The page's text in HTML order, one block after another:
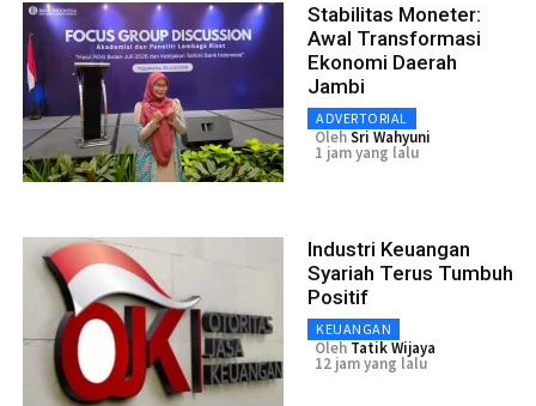
Stabilitas Moneter:
Awal Transformasi
Ekonomi Daerah
Jambi
ADVERTORIAL
OlehSri Wahyuni
1 jam yang lalu
Industri Keuangan
Syariah Terus Tumbuh
Positif
KEUANGAN
Oleh Tatik Wijaya
12 jam yang lalu